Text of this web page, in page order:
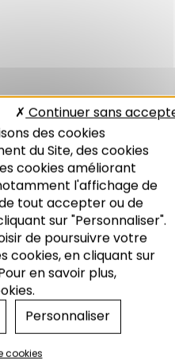
thème
des cookies
du Site, des cookies
cookies améliorant
l'affichage de
tout accepter ou de
sur "Personnaliser".
de poursuivre votre
cookies, en cliquant sur
en savoir plus,
Continuer sans
Personnaliser
cookies